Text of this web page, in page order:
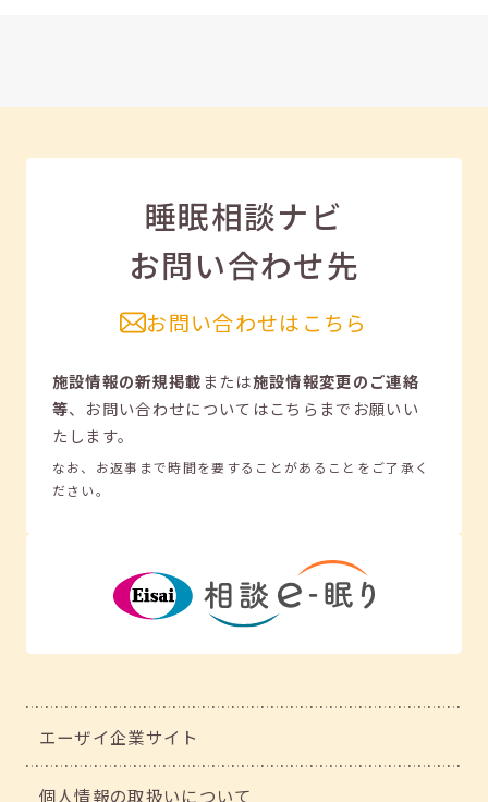
睡眠相談ナビ
お問い合わせ先
お問い合わせはこちら
施設情報の新規掲載または施設情報変更のご連絡
等、 お問い合わせについてはこちらまでお願いい
たします。
なお、お返事まで時間を要することがあることをご了承く
ださい。
エーザイ企業サイト
個人情報の取扱いについて